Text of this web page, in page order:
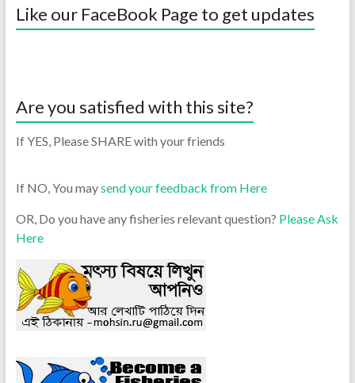
Like our FaceBook Page to get updates
Are you satisfied with this site?
If YES, Please SHARE with your friends
If NO, You maysend your feedback from Here
OR, Do you have any fisheries relevant question? Please Ask
Here